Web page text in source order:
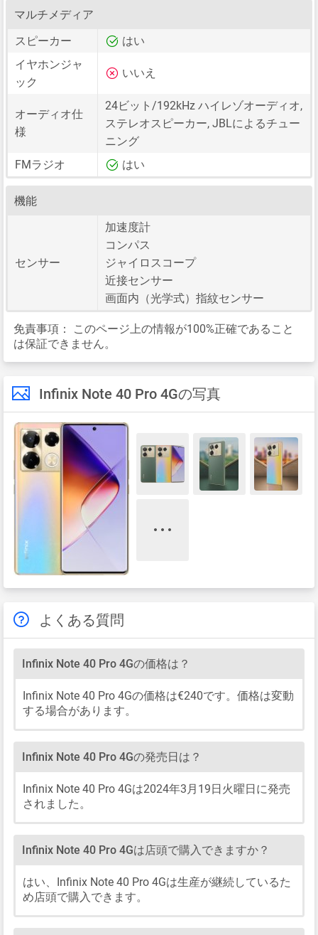
マルチメディア
スピーカー
はい
イヤホンジャ
ック
いいえ
オーディオ仕
様
24ビット/192kHz ハイレゾオーディオ,
ステレオスピーカー, JBLによるチュー
ニング
FMラジオ
はい
機能
センサー
加速度計
コンパス
ジャイロスコープ
近接センサー
画面内（光学式）指紋センサー
免責事項：
このページ上の情報が100%正確であること
は保証できません。
Infinix Note 40 Pro 4Gの写真
よくある質問
Infinix Note 40 Pro 4Gの価格は？
Infinix Note 40 Pro 4Gの価格は€240です。価格は変動
する場合があります。
Infinix Note 40 Pro 4Gの発売日は？
Infinix Note 40 Pro 4Gは2024年3月19日火曜日に発売
されました。
Infinix Note 40 Pro 4Gは店頭で購入できますか？
はい、Infinix Note 40 Pro 4Gは生産が継続しているた
め店頭で購入できます。